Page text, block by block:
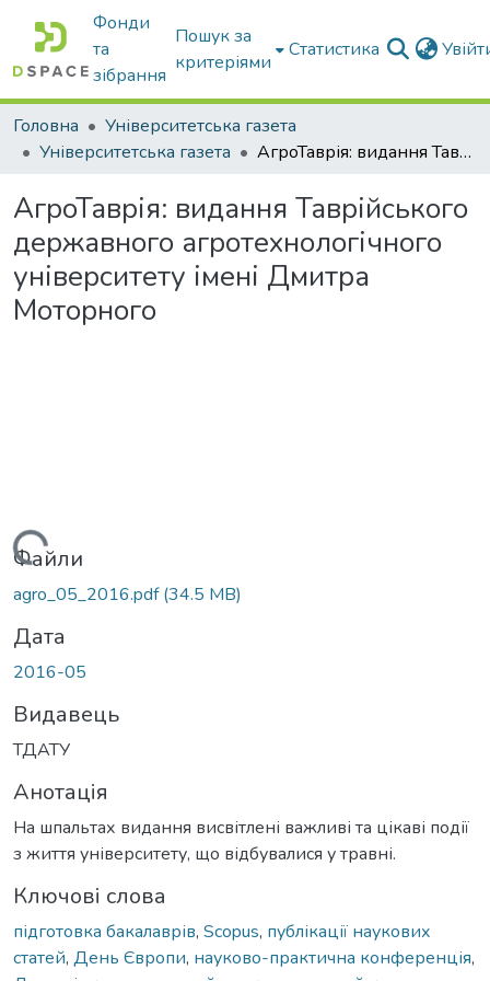
Фонди
та
зібрання
Пошук за
критеріями
Статистика
Головна
Університетська газета
Університетська газета
АгроТаврія: видання Таврійського державного агротехнологічного університету імені Дмитра Моторного
АгроТаврія: видання Таврійського
державного агротехнологічного
університету імені Дмитра
Моторного
Вантажиться...
Файли
agro_05_2016.pdf(34.5 MB)
Дата
2016-05
Видавець
ТДАТУ
Анотація
На шпальтах видання висвітлені важливі та цікаві події
з життя університету, що відбувалися у травні.
Ключові слова
підготовка бакалаврів, Scopus, публікації наукових
статей, День Європи, науково-практична конференція,